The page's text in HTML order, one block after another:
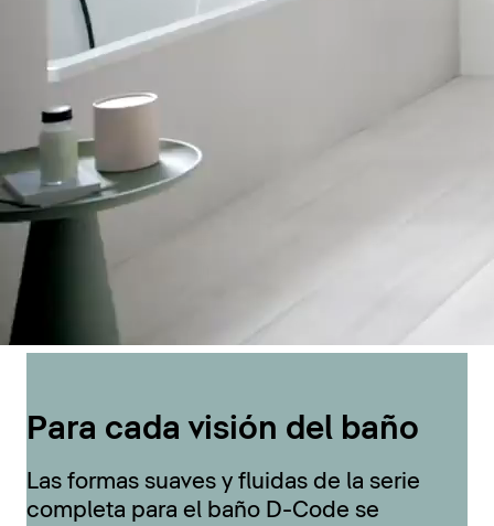
Para cada visión del baño
Las formas suaves y fluidas de la serie
completa para el baño D-Code se